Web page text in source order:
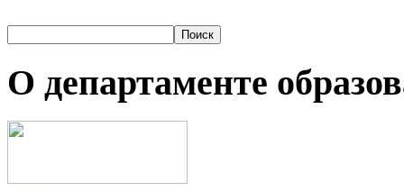
О департаменте